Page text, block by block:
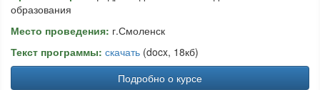
образования
Место проведения: г.Смоленск
Текст программы: скачать (docx, 18кб)
Подробно о курсе